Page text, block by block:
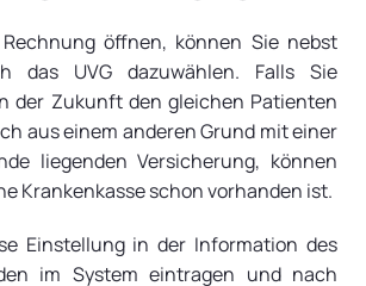
öffnen, können Sie nebst
das UVG dazuwählen. Falls Sie
der Zukunft den gleichen Patienten
aus einem anderen Grund mit einer
liegenden Versicherung, können
Krankenkasse schon vorhanden ist.
Einstellung in der Information des
im System eintragen und nach